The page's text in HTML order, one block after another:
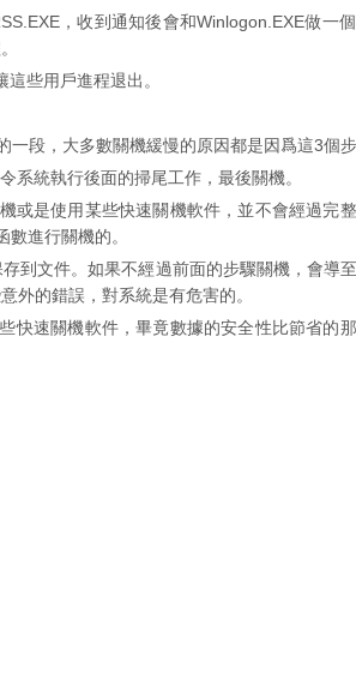
，收到通知後會和Winlogon.EXE做一
些用戶進程退出。
段，大多數關機緩慢的原因都是因爲這3個步
統執行後面的掃尾工作，最後關機。
或是使用某些快速關機軟件，並不會經過完
進行關機的。
到文件。如果不經過前面的步驟關機，會導
外的錯誤，對系統是有危害的。
快速關機軟件，畢竟數據的安全性比節省的